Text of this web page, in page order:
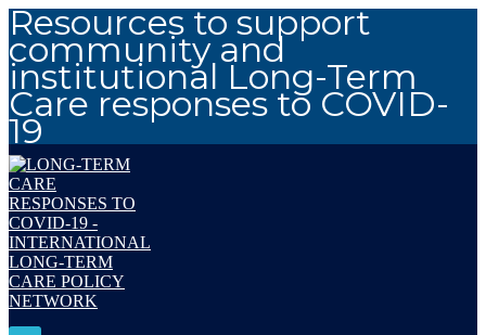
Resources to support
community and
institutional Long-Term
Care responses to COVID-
19